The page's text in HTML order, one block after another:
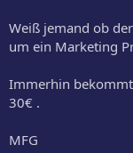
Weiß jemand ob
um ein Marketing
Immerhin
30€ .
MFG